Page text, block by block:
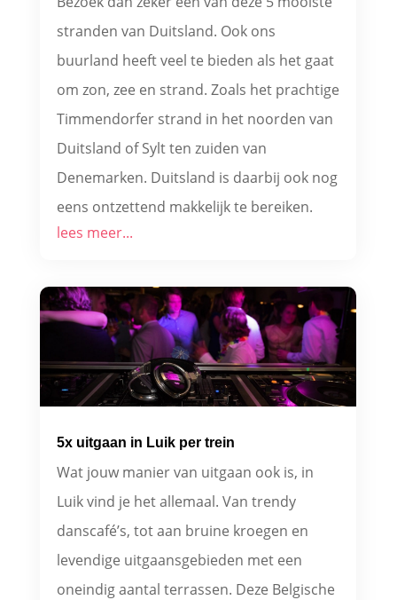
stranden van Duitsland. Ook ons
buurland heeft veel te bieden als het gaat
om zon, zee en strand. Zoals het prachtige
Timmendorfer strand in het noorden van
Duitsland of Sylt ten zuiden van
Denemarken. Duitsland is daarbij ook nog
eens ontzettend makkelijk te bereiken.
lees meer...
5x uitgaan in Luik per trein
Wat jouw manier van uitgaan ook is, in
Luik vind je het allemaal. Van trendy
danscafé’s, tot aan bruine kroegen en
levendige uitgaansgebieden met een
oneindig aantal terrassen. Deze Belgische